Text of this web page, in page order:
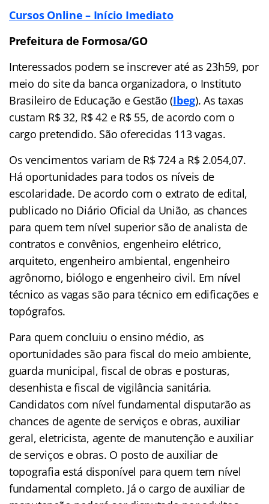
Cursos Online – Início Imediato
Prefeitura de Formosa/GO
Interessados podem se inscrever até as 23h59, por
meio do site da banca organizadora, o Instituto
Brasileiro de Educação e Gestão (Ibeg). As taxas
custam R$ 32, R$ 42 e R$ 55, de acordo com o
cargo pretendido. São oferecidas 113 vagas.
Os vencimentos variam de R$ 724 a R$ 2.054,07.
Há oportunidades para todos os níveis de
escolaridade. De acordo com o extrato de edital,
publicado no Diário Oficial da União, as chances
para quem tem nível superior são de analista de
contratos e convênios, engenheiro elétrico,
arquiteto, engenheiro ambiental, engenheiro
agrônomo, biólogo e engenheiro civil. Em nível
técnico as vagas são para técnico em edificações e
topógrafos.
Para quem concluiu o ensino médio, as
oportunidades são para fiscal do meio ambiente,
guarda municipal, fiscal de obras e posturas,
desenhista e fiscal de vigilância sanitária.
Candidatos com nível fundamental disputarão as
chances de agente de serviços e obras, auxiliar
geral, eletricista, agente de manutenção e auxiliar
de serviços e obras. O posto de auxiliar de
topografia está disponível para quem tem nível
fundamental completo. Já o cargo de auxiliar de